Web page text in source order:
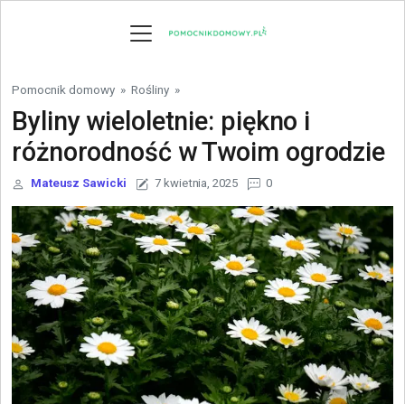
Pomocnik domowy » Rośliny »
Byliny wieloletnie: piękno i
różnorodność w Twoim ogrodzie
Mateusz Sawicki 7 kwietnia, 2025 0